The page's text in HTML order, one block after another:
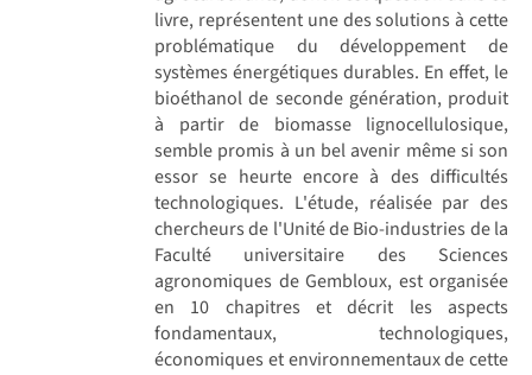
livre, représentent une des solutions à cette
problématique du développement de
systèmes énergétiques durables. En effet, le
bioéthanol de seconde génération, produit
à partir de biomasse lignocellulosique,
semble promis à un bel avenir même si son
essor se heurte encore à des difficultés
technologiques. L'étude, réalisée par des
chercheurs de l'Unité de Bio-industries de la
Faculté universitaire des Sciences
agronomiques de Gembloux, est organisée
en 10 chapitres et décrit les aspects
fondamentaux, technologiques,
économiques et environnementaux de cette